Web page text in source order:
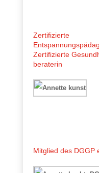
Zertifizierte
Zertifizierte
beraterin
Mitglied des DGGP